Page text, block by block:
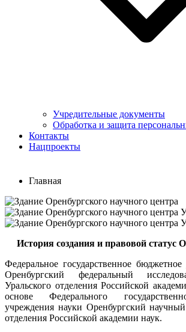
Учредительные документы
Обработка и защита
Контакты
Нацпроекты
Главная
История создания и правовой
Федеральное государственное
Оренбургский федеральный
Уральского отделения Российской
основе Федерального
учреждения науки Оренбургский
отделения Российской академии наук.